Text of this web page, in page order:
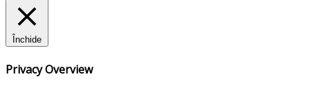
Închide
Privacy Overview